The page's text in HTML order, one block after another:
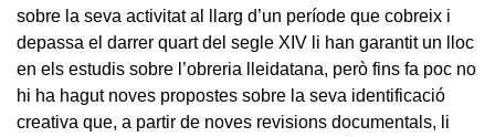
sobre la seva activitat al llarg d’un període que cobreix i
depassa el darrer quart del segle XIV li han garantit un lloc
en els estudis sobre l’obreria lleidatana, però fins fa poc no
hi ha hagut noves propostes sobre la seva identificació
creativa que, a partir de noves revisions documentals, li